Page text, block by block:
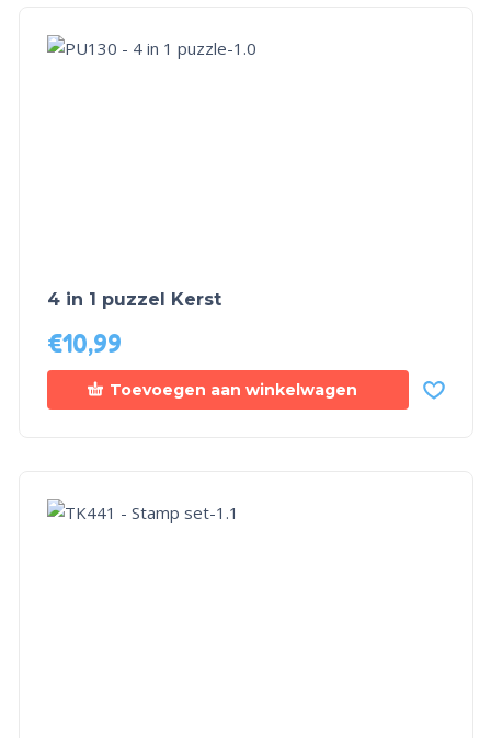
4 in 1 puzzel Kerst
€10,99
Toevoegen aan winkelwagen